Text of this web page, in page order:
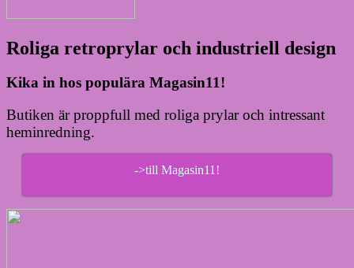
Roliga retroprylar och industriell design
Kika in hos populära Magasin11!
Butiken är proppfull med roliga prylar och intressant
heminredning.
->till Magasin11!